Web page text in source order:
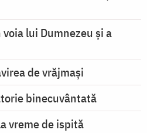
lui Dumnezeu şi a
de vrăjmași
binecuvântată
vreme de ispită